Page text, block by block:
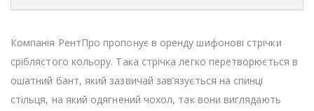
Компанія РентПро пропонує в оренду шифонові стрічки
сріблястого кольору. Така стрічка легко перетворюється в
ошатний бант, який зазвичай зав’язується на спинці
стільця, на який одягнений чохол, так вони виглядають